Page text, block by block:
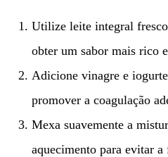
Utilize leite integral
obter um sabor mais rico
Adicione vinagre e
promover a coagulação
Mexa suavemente a
aquecimento para evitar